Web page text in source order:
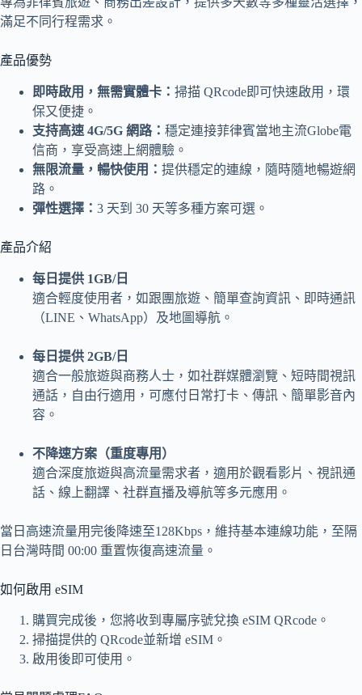
滿足不同行程需求。
產品優勢
即時啟用，無需實體卡： 掃描 QRcode即可快速啟用，環
保又便捷。
支持高速 4G/5G 網路： 穩定連接菲律賓當地主流Globe電
信商，享受高速上網體驗。
無限流量，暢快使用： 提供穩定的連線，隨時隨地暢遊網
路。
彈性選擇： 3 天到 30 天等多種方案可選。
產品介紹
每日提供 1GB/日
適合輕度使用者，如跟團旅遊、簡單查詢資訊、即時通訊
（LINE、WhatsApp）及地圖導航。
每日提供 2GB/日
適合一般旅遊與商務人士，如社群媒體瀏覽、短時間視訊
通話，自由行適用，可應付日常打卡、傳訊、簡單影音內
容。
不降速方案（重度專用）
適合深度旅遊與高流量需求者，適用於觀看影片、視訊通
話、線上翻譯、社群直播及導航等多元應用。
當日高速流量用完後降速至128Kbps，維持基本連線功能，至隔
日台灣時間 00:00 重置恢復高速流量。
如何啟用 eSIM
購買完成後，您將收到專屬序號兌換 eSIM QRcode。
掃描提供的 QRcode並新增 eSIM。
啟用後即可使用。